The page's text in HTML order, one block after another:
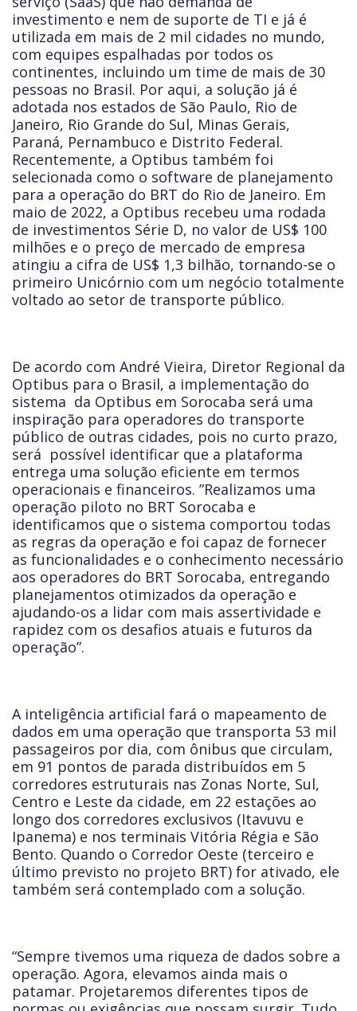
investimento e nem de suporte de TI e já é
utilizada em mais de 2 mil cidades no mundo,
com equipes espalhadas por todos os
continentes, incluindo um time de mais de 30
pessoas no Brasil. Por aqui, a solução já é
adotada nos estados de São Paulo, Rio de
Janeiro, Rio Grande do Sul, Minas Gerais,
Paraná, Pernambuco e Distrito Federal.
Recentemente, a Optibus também foi
selecionada como o software de planejamento
para a operação do BRT do Rio de Janeiro. Em
maio de 2022, a Optibus recebeu uma rodada
de investimentos Série D, no valor de US$ 100
milhões e o preço de mercado de empresa
atingiu a cifra de US$ 1,3 bilhão, tornando-se o
primeiro Unicórnio com um negócio totalmente
voltado ao setor de transporte público.
De acordo com André Vieira, Diretor Regional da
Optibus para o Brasil, a implementação do
sistema da Optibus em Sorocaba será uma
inspiração para operadores do transporte
público de outras cidades, pois no curto prazo,
será possível identificar que a plataforma
entrega uma solução eficiente em termos
operacionais e financeiros. ”Realizamos uma
operação piloto no BRT Sorocaba e
identificamos que o sistema comportou todas
as regras da operação e foi capaz de fornecer
as funcionalidades e o conhecimento necessário
aos operadores do BRT Sorocaba, entregando
planejamentos otimizados da operação e
ajudando-os a lidar com mais assertividade e
rapidez com os desafios atuais e futuros da
operação”.
A inteligência artificial fará o mapeamento de
dados em uma operação que transporta 53 mil
passageiros por dia, com ônibus que circulam,
em 91 pontos de parada distribuídos em 5
corredores estruturais nas Zonas Norte, Sul,
Centro e Leste da cidade, em 22 estações ao
longo dos corredores exclusivos (Itavuvu e
Ipanema) e nos terminais Vitória Régia e São
Bento. Quando o Corredor Oeste (terceiro e
último previsto no projeto BRT) for ativado, ele
também será contemplado com a solução.
“Sempre tivemos uma riqueza de dados sobre a
operação. Agora, elevamos ainda mais o
patamar. Projetaremos diferentes tipos de